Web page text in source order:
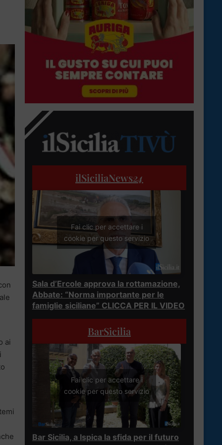
ai
ilSiciliaNews24
Fai clic per accettare i
cookie per questo servizio
Sala d’Ercole approva la rottamazione,
Abbate: “Norma importante per le
famiglie siciliane” CLICCA PER IL VIDEO
BarSicilia
Fai clic per accettare i
cookie per questo servizio
Bar Sicilia, a Ispica la sfida per il futuro